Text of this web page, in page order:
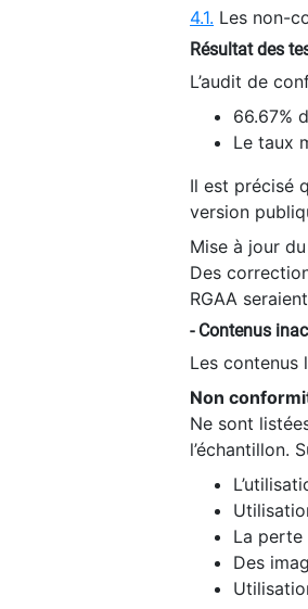
4.1. Les non-
Résultat des
L’audit de
66.67%
Le taux
Il est précisé
version
Mise à jour
Des
RGAA
- Contenus
Les contenus
Non
Ne sont
l’échantillon.
La perte
Des